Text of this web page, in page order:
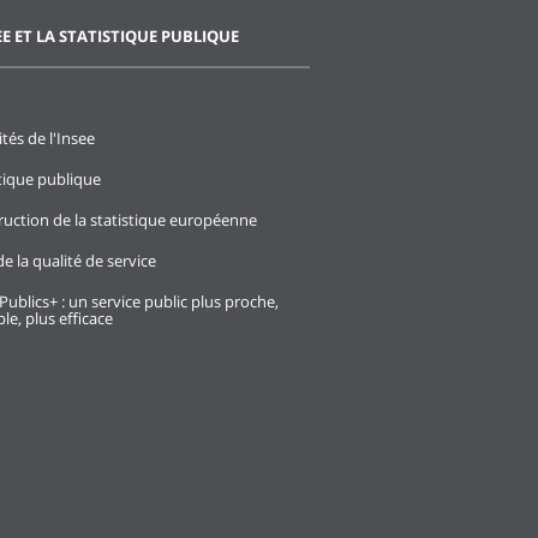
ET LA STATISTIQUE PUBLIQUE
de l'Insee
publique
de la statistique européenne
la qualité de service
: un service public plus proche,
plus efficace